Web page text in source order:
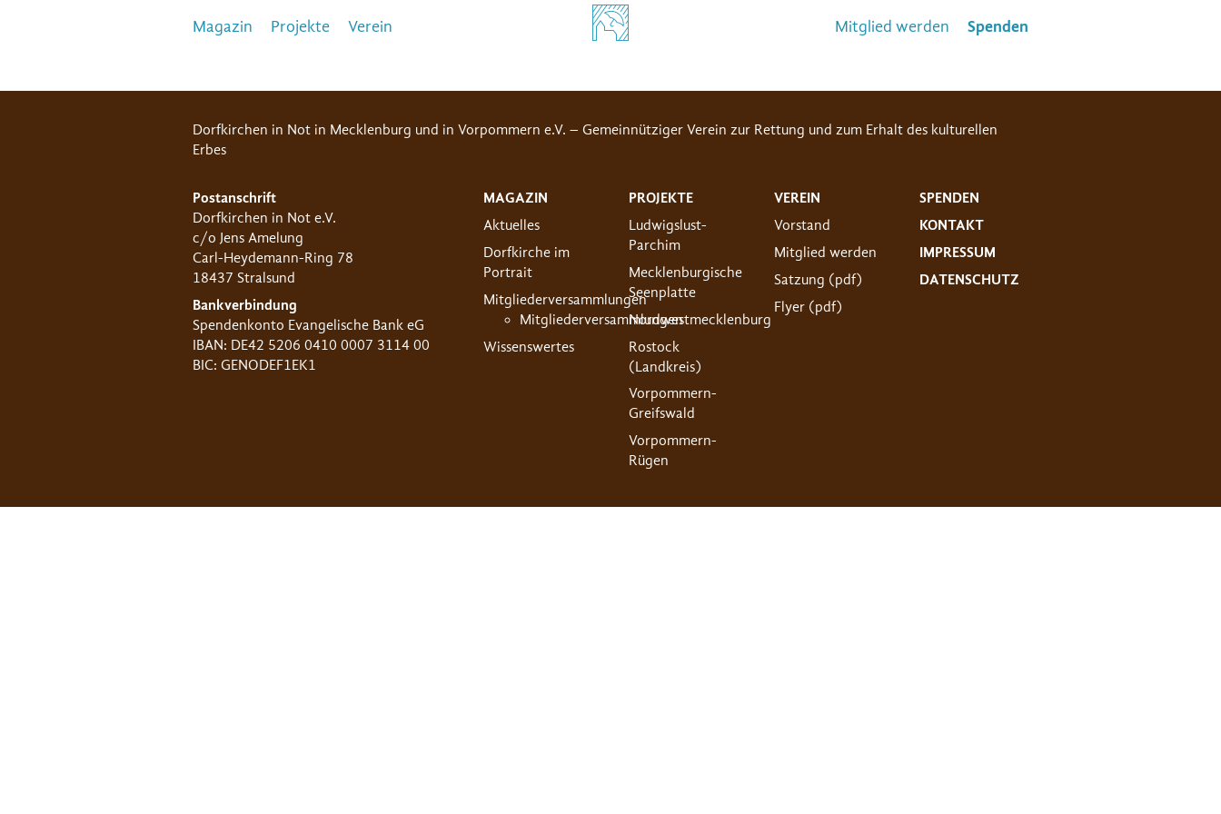
Magazin Projekte Verein Mitglied werden Spenden
Dorfkirchen in Not in Mecklenburg und in Vorpommern e.V. – Gemeinnütziger Verein zur Rettung und zum Erhalt des kulturellen
Erbes
Postanschrift
Dorfkirchen in Not e.V.
c/o Jens Amelung
Carl-Heydemann-Ring 78
18437 Stralsund
Bankverbindung
Spendenkonto Evangelische Bank eG
IBAN: DE42 5206 0410 0007 3114 00
BIC: GENODEF1EK1
MAGAZIN
Aktuelles
Dorfkirche im
Portrait
Mitgliederversammlungen
Mitgliederversammlungen
Wissenswertes
PROJEKTE
Ludwigslust-
Parchim
Mecklenburgische
Seenplatte
Nordwestmecklenburg
Rostock
(Landkreis)
Vorpommern-
Greifswald
Vorpommern-
Rügen
VEREIN
Vorstand
Mitglied werden
Satzung (pdf)
Flyer (pdf)
SPENDEN
KONTAKT
IMPRESSUM
DATENSCHUTZ